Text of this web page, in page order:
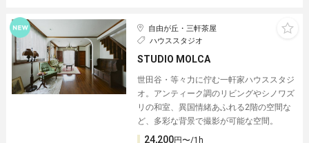
自由が丘・三軒茶屋
ハウススタジオ
STUDIO MOLCA
世田谷・等々力に佇む一軒家ハウススタジ
オ。アンティーク調のリビングやシノワズ
リの和室、異国情緒あふれる2階の空間な
ど、多彩な背景で撮影が可能な空間。
24,200円〜/1h